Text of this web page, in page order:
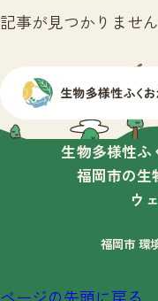
記事が見つかりません
生物多様性ふ
福岡市の生
ウ
福岡市 環